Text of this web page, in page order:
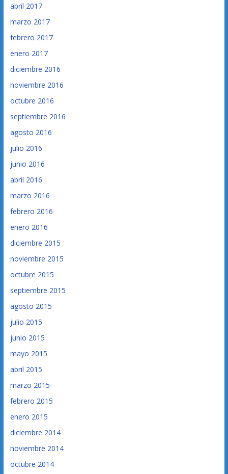
abril 2017
marzo 2017
febrero 2017
enero 2017
diciembre 2016
noviembre 2016
octubre 2016
septiembre 2016
agosto 2016
julio 2016
junio 2016
abril 2016
marzo 2016
febrero 2016
enero 2016
diciembre 2015
noviembre 2015
octubre 2015
septiembre 2015
agosto 2015
julio 2015
junio 2015
mayo 2015
abril 2015
marzo 2015
febrero 2015
enero 2015
diciembre 2014
noviembre 2014
octubre 2014